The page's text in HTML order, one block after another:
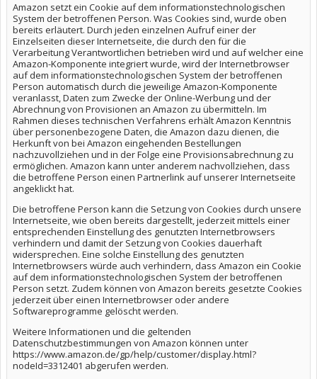
Amazon setzt ein Cookie auf dem informationstechnologischen
System der betroffenen Person. Was Cookies sind, wurde oben
bereits erläutert. Durch jeden einzelnen Aufruf einer der
Einzelseiten dieser Internetseite, die durch den für die
Verarbeitung Verantwortlichen betrieben wird und auf welcher eine
Amazon-Komponente integriert wurde, wird der Internetbrowser
auf dem informationstechnologischen System der betroffenen
Person automatisch durch die jeweilige Amazon-Komponente
veranlasst, Daten zum Zwecke der Online-Werbung und der
Abrechnung von Provisionen an Amazon zu übermitteln. Im
Rahmen dieses technischen Verfahrens erhält Amazon Kenntnis
über personenbezogene Daten, die Amazon dazu dienen, die
Herkunft von bei Amazon eingehenden Bestellungen
nachzuvollziehen und in der Folge eine Provisionsabrechnung zu
ermöglichen. Amazon kann unter anderem nachvollziehen, dass
die betroffene Person einen Partnerlink auf unserer Internetseite
angeklickt hat.
Die betroffene Person kann die Setzung von Cookies durch unsere
Internetseite, wie oben bereits dargestellt, jederzeit mittels einer
entsprechenden Einstellung des genutzten Internetbrowsers
verhindern und damit der Setzung von Cookies dauerhaft
widersprechen. Eine solche Einstellung des genutzten
Internetbrowsers würde auch verhindern, dass Amazon ein Cookie
auf dem informationstechnologischen System der betroffenen
Person setzt. Zudem können von Amazon bereits gesetzte Cookies
jederzeit über einen Internetbrowser oder andere
Softwareprogramme gelöscht werden.
Weitere Informationen und die geltenden
Datenschutzbestimmungen von Amazon können unter
https://www.amazon.de/gp/help/customer/display.html?
nodeId=3312401 abgerufen werden.